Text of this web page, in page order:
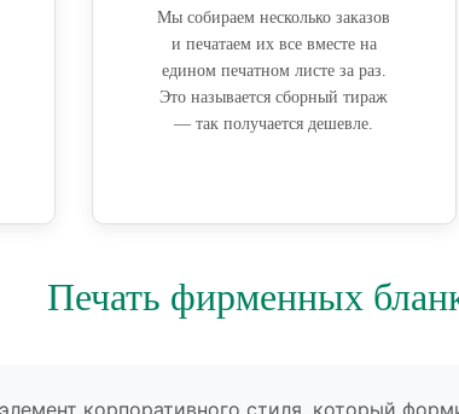
Мы собираем несколько заказов
и печатаем их все вместе на
едином печатном листе за раз.
Это называется сборный тираж
— так получается дешевле.
Печать фирменных
корпоративного стиля, который